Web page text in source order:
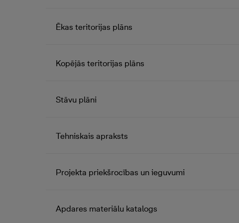
Ēkas teritorijas plāns
Kopējās teritorijas plāns
Stāvu plāni
Tehniskais apraksts
Projekta priekšrocības un ieguvumi
Apdares materiālu katalogs